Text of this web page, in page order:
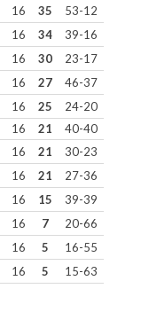
16 35
53-12
16 34
39-16
16 30
23-17
16 27
46-37
16 25
24-20
16 21
40-40
16 21
30-23
16 21
27-36
16 15
39-39
16 7
20-66
16 5
16-55
16 5 15-63